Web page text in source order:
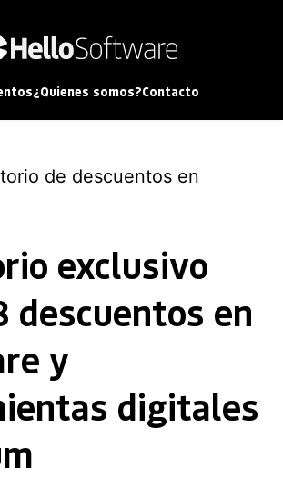
¿Quienes somos?Contacto
de descuentos en
exclusivo
descuentos en
y
digitales